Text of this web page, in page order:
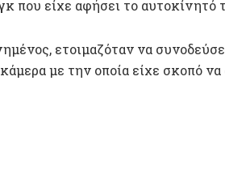
που είχε αφήσει το αυτοκίνητό
ετοιμαζόταν να
με την οποία είχε σκοπό να